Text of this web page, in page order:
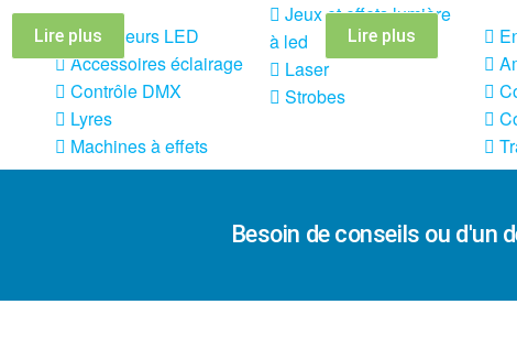
Projecteurs LED
Accessoires éclairage
Contrôle DMX
Lyres
Machines à effets
Jeux et effets lumière
à led
Laser
Strobes
Lire plus Lire plus
Besoin de conseils ou d'un